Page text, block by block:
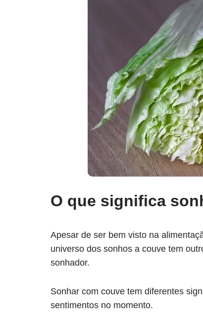
O que significa
Apesar de ser bem visto na
universo dos sonhos a couve tem
sonhador.
Sonhar com couve tem diferentes
sentimentos no momento.